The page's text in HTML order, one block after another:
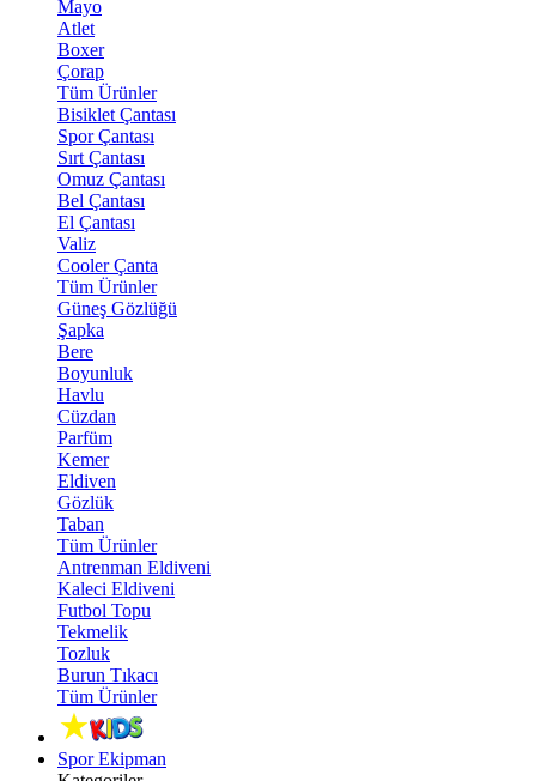
Mayo
Atlet
Boxer
Çorap
Tüm Ürünler
Bisiklet Çantası
Spor Çantası
Sırt Çantası
Omuz Çantası
Bel Çantası
El Çantası
Valiz
Cooler Çanta
Tüm Ürünler
Güneş Gözlüğü
Şapka
Bere
Boyunluk
Havlu
Cüzdan
Parfüm
Kemer
Eldiven
Gözlük
Taban
Tüm Ürünler
Antrenman Eldiveni
Kaleci Eldiveni
Futbol Topu
Tekmelik
Tozluk
Burun Tıkacı
Tüm Ürünler
Spor Ekipman